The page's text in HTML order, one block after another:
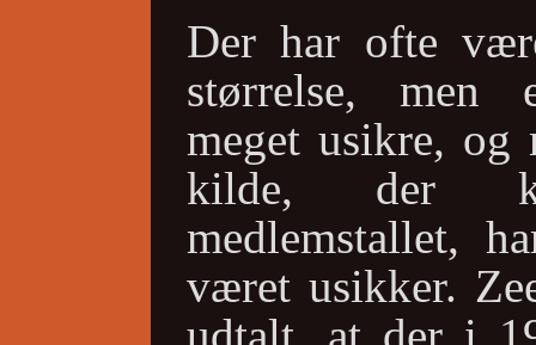
Der har ofte
størrelse, men
meget usikre, og
kilde, der
medlemstallet,
været usikker.
udtalt, at der i